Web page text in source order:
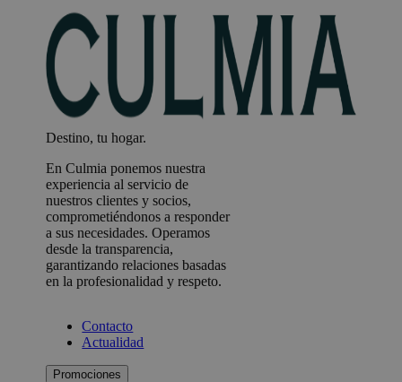
Destino, tu hogar.
En Culmia ponemos nuestra
experiencia al servicio de
nuestros clientes y socios,
comprometiéndonos a responder
a sus necesidades. Operamos
desde la transparencia,
garantizando relaciones basadas
en la profesionalidad y respeto.
Contacto
Actualidad
Promociones